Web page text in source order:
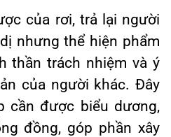
của rơi, trả lại người
nhưng thể hiện phẩm
thần trách nhiệm và ý
của người khác. Đây
cần được biểu dương,
đồng, góp phần xây